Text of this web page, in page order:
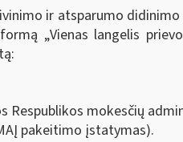
ir atsparumo
„Vienas langelis
Respublikos mokesčių
pakeitimo įstatymas).